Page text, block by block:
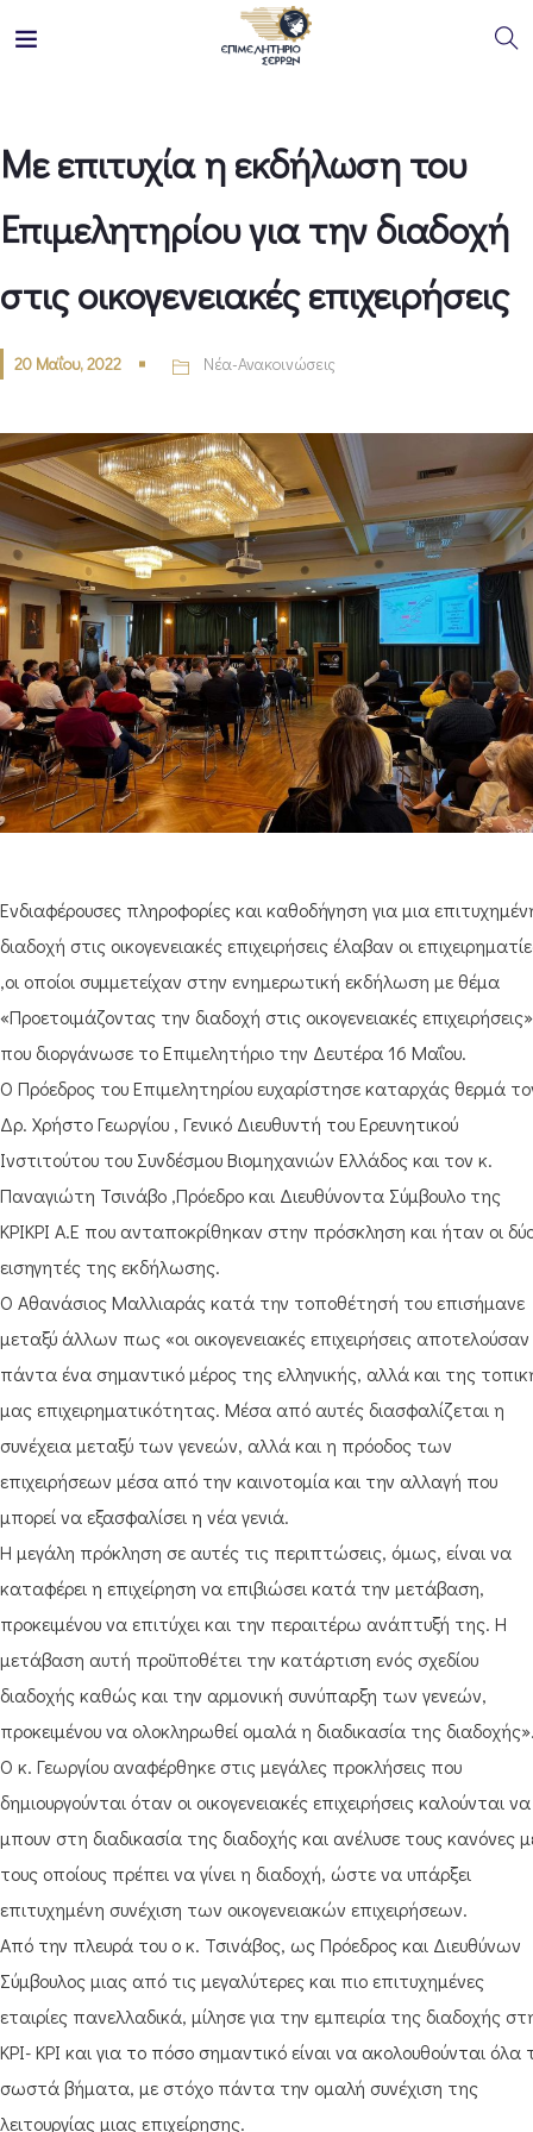
Με επιτυχία η εκδήλωση του
Επιμελητηρίου για την διαδοχή
στις οικογενειακές επιχειρήσεις
20 Μαΐου, 2022 Νέα-Ανακοινώσεις
Ενδιαφέρουσες πληροφορίες και καθοδήγηση για μια
διαδοχή στις οικογενειακές επιχειρήσεις έλαβαν οι
,οι οποίοι συμμετείχαν στην ενημερωτική εκδήλωση με θέμα
«Προετοιμάζοντας την διαδοχή στις οικογενειακές
που διοργάνωσε το Επιμελητήριο την Δευτέρα 16 Μαΐου.
Ο Πρόεδρος του Επιμελητηρίου ευχαρίστησε καταρχάς θερμά
Δρ. Χρήστο Γεωργίου , Γενικό Διευθυντή του Ερευνητικού
Ινστιτούτου του Συνδέσμου Βιομηχανιών Ελλάδος και τον κ.
Παναγιώτη Τσινάβο ,Πρόεδρο και Διευθύνοντα Σύμβουλο της
ΚΡΙΚΡΙ Α.Ε που ανταποκρίθηκαν στην πρόσκληση και ήταν οι
εισηγητές της εκδήλωσης.
Ο Αθανάσιος Μαλλιαράς κατά την τοποθέτησή του επισήμανε
μεταξύ άλλων πως «οι οικογενειακές επιχειρήσεις αποτελούσαν
πάντα ένα σημαντικό μέρος της ελληνικής, αλλά και της
μας επιχειρηματικότητας. Μέσα από αυτές διασφαλίζεται η
συνέχεια μεταξύ των γενεών, αλλά και η πρόοδος των
επιχειρήσεων μέσα από την καινοτομία και την αλλαγή που
μπορεί να εξασφαλίσει η νέα γενιά.
Η μεγάλη πρόκληση σε αυτές τις περιπτώσεις, όμως, είναι να
καταφέρει η επιχείρηση να επιβιώσει κατά την μετάβαση,
προκειμένου να επιτύχει και την περαιτέρω ανάπτυξή της. Η
μετάβαση αυτή προϋποθέτει την κατάρτιση ενός σχεδίου
διαδοχής καθώς και την αρμονική συνύπαρξη των γενεών,
προκειμένου να ολοκληρωθεί ομαλά η διαδικασία της
Ο κ. Γεωργίου αναφέρθηκε στις μεγάλες προκλήσεις που
δημιουργούνται όταν οι οικογενειακές επιχειρήσεις καλούνται να
μπουν στη διαδικασία της διαδοχής και ανέλυσε τους κανόνες
τους οποίους πρέπει να γίνει η διαδοχή, ώστε να υπάρξει
επιτυχημένη συνέχιση των οικογενειακών επιχειρήσεων.
Από την πλευρά του ο κ. Τσινάβος, ως Πρόεδρος και Διευθύνων
Σύμβουλος μιας από τις μεγαλύτερες και πιο επιτυχημένες
εταιρίες πανελλαδικά, μίλησε για την εμπειρία της διαδοχής
ΚΡΙ- ΚΡΙ και για το πόσο σημαντικό είναι να ακολουθούνται όλα
σωστά βήματα, με στόχο πάντα την ομαλή συνέχιση της
λειτουργίας μιας επιχείρησης.